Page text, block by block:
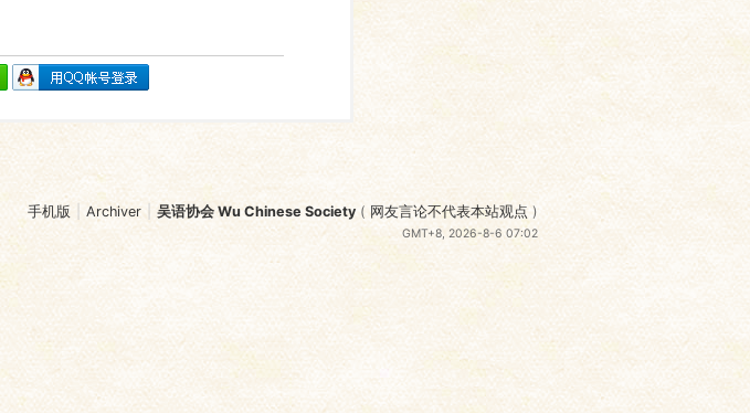
手机版 Archiver 吴语协会 Wu Chinese Society ( 网友言论不代表本站观点 )
GMT+8, 2026-8-6 07:02